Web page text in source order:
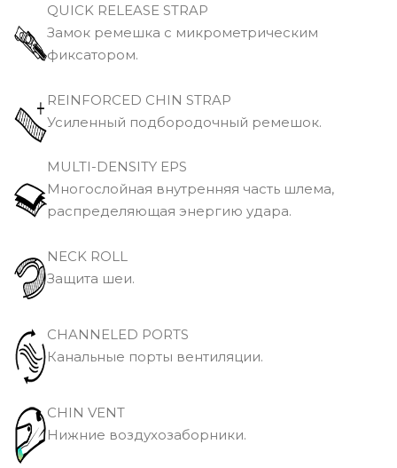
QUICK RELEASE STRAP
Замок ремешка с микрометрическим
фиксатором.
REINFORCED CHIN STRAP
Усиленный подбородочный ремешок.
MULTI-DENSITY EPS
Многослойная внутренняя часть шлема,
распределяющая энергию удара.
NECK ROLL
Защита шеи.
CHANNELED PORTS
Канальные порты вентиляции.
CHIN VENT
Нижние воздухозаборники.